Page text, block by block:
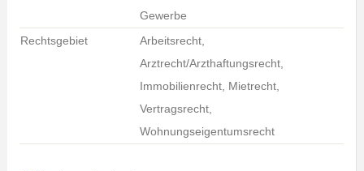
Gewerbe
Rechtsgebiet
Arbeitsrecht,
Arztrecht/Arzthaftungsrecht,
Immobilienrecht, Mietrecht,
Vertragsrecht,
Wohnungseigentumsrecht